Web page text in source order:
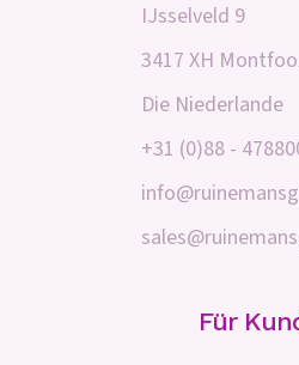
IJsselveld 9
3417 XH
Die Niederlande
+31 (0)88 -
Für